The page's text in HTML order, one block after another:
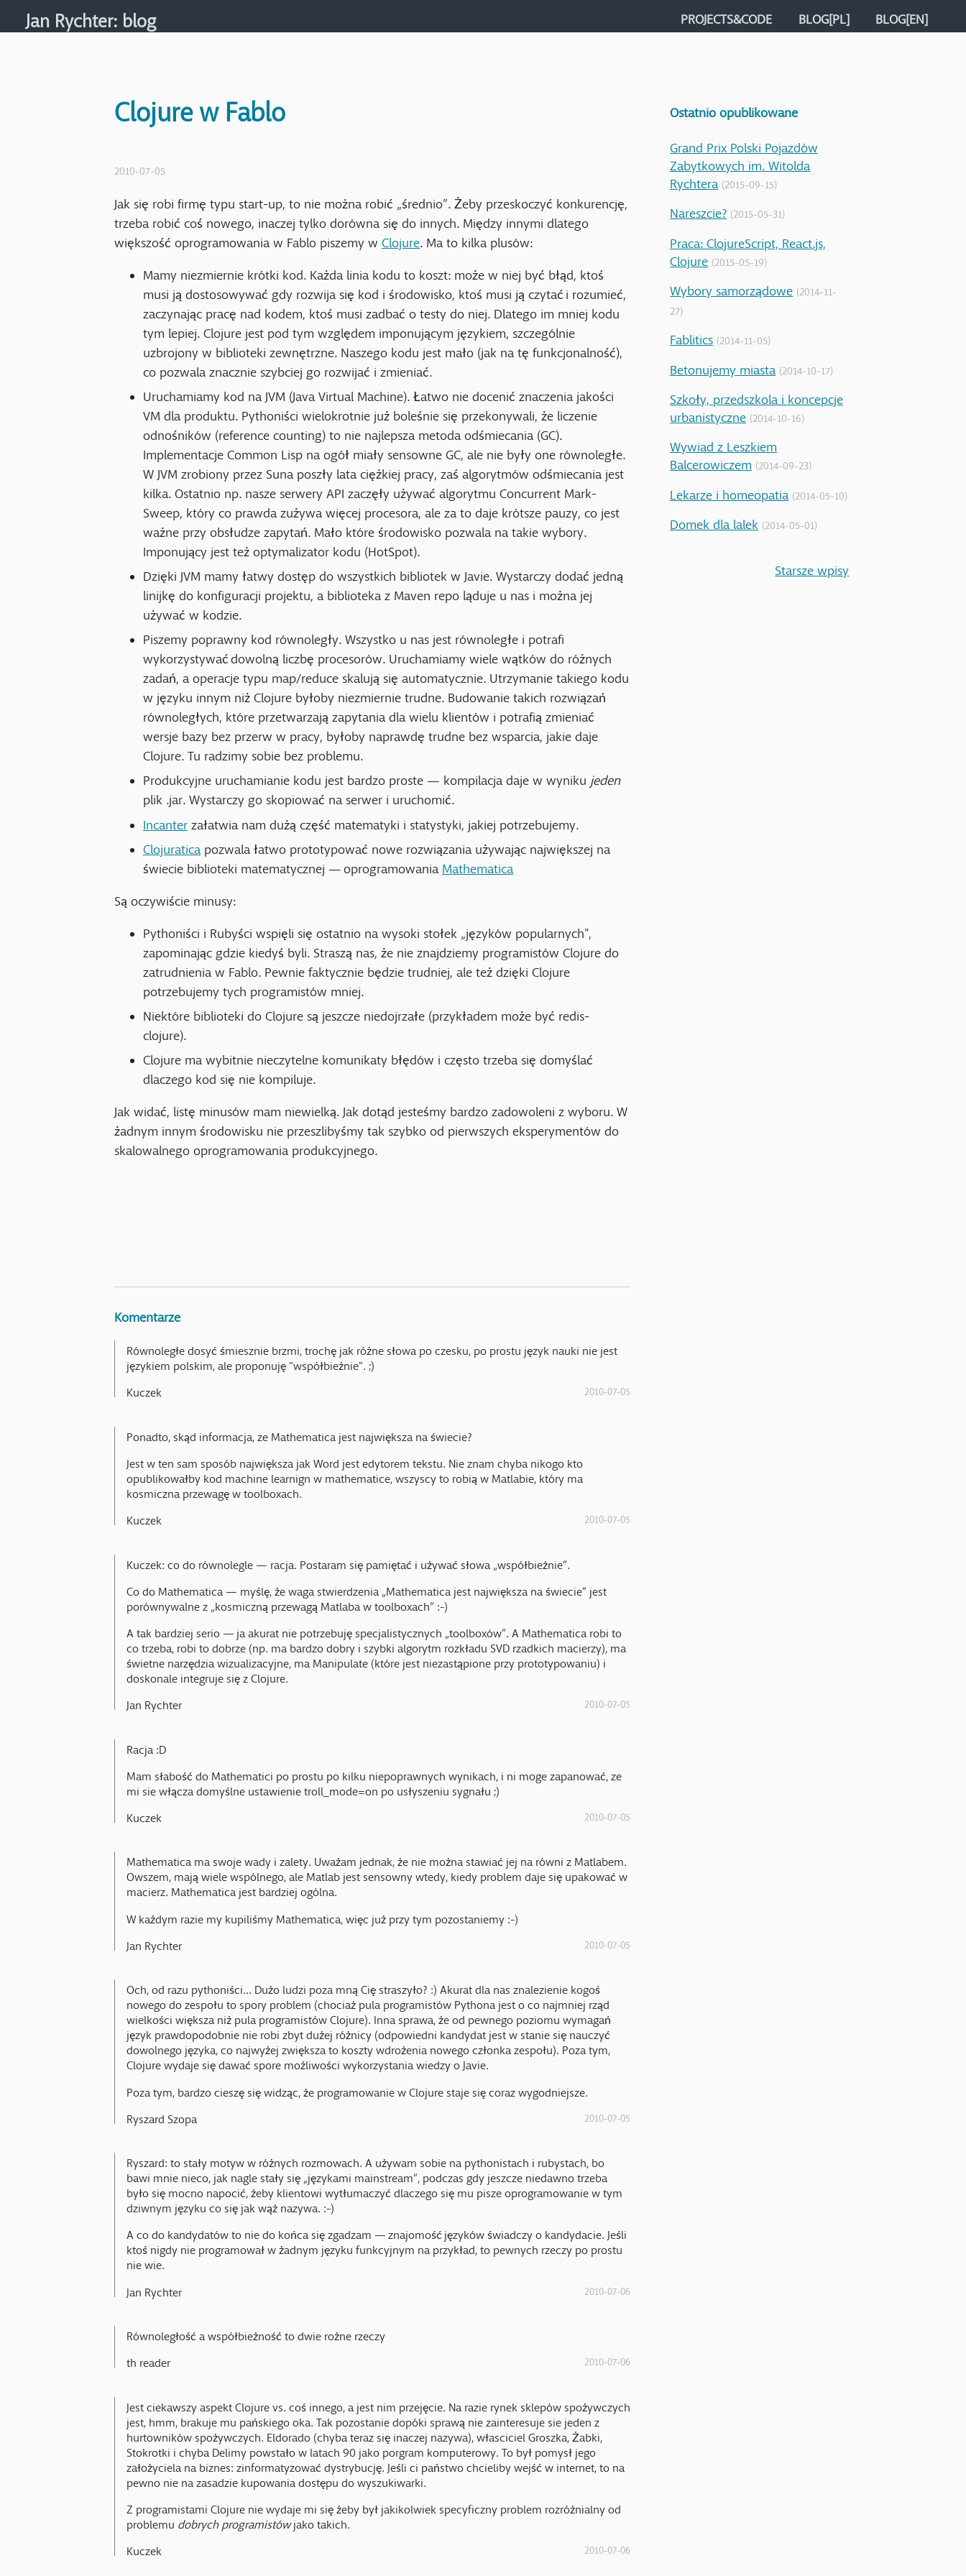
Jan Rychter: blog PROJECTS&CODE BLOG[PL] BLOG[EN]
Clojure w Fablo
2010-07-05
Jak się robi firmę typu start-up, to nie można robić „średnio”. Żeby przeskoczyć konkurencję,
trzeba robić coś nowego, inaczej tylko dorówna się do innych. Między innymi dlatego
większość oprogramowania w Fablo piszemy w Clojure . Ma to kilka plusów:
Mamy niezmiernie krótki kod. Każda linia kodu to koszt: może w niej być błąd, ktoś
musi ją dostosowywać gdy rozwija się kod i środowisko, ktoś musi ją czytać i rozumieć,
zaczynając pracę nad kodem, ktoś musi zadbać o testy do niej. Dlatego im mniej kodu
tym lepiej. Clojure jest pod tym względem imponującym językiem, szczególnie
uzbrojony w biblioteki zewnętrzne. Naszego kodu jest mało (jak na tę funkcjonalność),
co pozwala znacznie szybciej go rozwijać i zmieniać.
Uruchamiamy kod na JVM (Java Virtual Machine). Łatwo nie docenić znaczenia jakości
VM dla produktu. Pythoniści wielokrotnie już boleśnie się przekonywali, że liczenie
odnośników (reference counting) to nie najlepsza metoda odśmiecania (GC).
Implementacje Common Lisp na ogół miały sensowne GC, ale nie były one równoległe.
W JVM zrobiony przez Suna poszły lata ciężkiej pracy, zaś algorytmów odśmiecania jest
kilka. Ostatnio np. nasze serwery API zaczęły używać algorytmu Concurrent Mark-
Sweep, który co prawda zużywa więcej procesora, ale za to daje krótsze pauzy, co jest
ważne przy obsłudze zapytań. Mało które środowisko pozwala na takie wybory.
Imponujący jest też optymalizator kodu (HotSpot).
Dzięki JVM mamy łatwy dostęp do wszystkich bibliotek w Javie. Wystarczy dodać jedną
linijkę do konfiguracji projektu, a biblioteka z Maven repo ląduje u nas i można jej
używać w kodzie.
Piszemy poprawny kod równoległy. Wszystko u nas jest równoległe i potrafi
wykorzystywać dowolną liczbę procesorów. Uruchamiamy wiele wątków do różnych
zadań, a operacje typu map/reduce skalują się automatycznie. Utrzymanie takiego kodu
w języku innym niż Clojure byłoby niezmiernie trudne. Budowanie takich rozwiązań
równoległych, które przetwarzają zapytania dla wielu klientów i potrafią zmieniać
wersje bazy bez przerw w pracy, byłoby naprawdę trudne bez wsparcia, jakie daje
Clojure. Tu radzimy sobie bez problemu.
Produkcyjne uruchamianie kodu jest bardzo proste — kompilacja daje w wyniku jeden
plik .jar. Wystarczy go skopiować na serwer i uruchomić.
Incanter załatwia nam dużą część matematyki i statystyki, jakiej potrzebujemy.
Clojuratica pozwala łatwo prototypować nowe rozwiązania używając największej na
świecie biblioteki matematycznej — oprogramowania Mathematica
Są oczywiście minusy:
Pythoniści i Rubyści wspięli się ostatnio na wysoki stołek „języków popularnych",
zapominając gdzie kiedyś byli. Straszą nas, że nie znajdziemy programistów Clojure do
zatrudnienia w Fablo. Pewnie faktycznie będzie trudniej, ale też dzięki Clojure
potrzebujemy tych programistów mniej.
Niektóre biblioteki do Clojure są jeszcze niedojrzałe (przykładem może być redis-
clojure).
Clojure ma wybitnie nieczytelne komunikaty błędów i często trzeba się domyślać
dlaczego kod się nie kompiluje.
Jak widać, listę minusów mam niewielką. Jak dotąd jesteśmy bardzo zadowoleni z wyboru. W
żadnym innym środowisku nie przeszlibyśmy tak szybko od pierwszych eksperymentów do
skalowalnego oprogramowania produkcyjnego.
Komentarze
Równoległe dosyć śmiesznie brzmi, trochę jak różne słowa po czesku, po prostu język nauki nie jest
językiem polskim, ale proponuję "współbieżnie". ;)
Kuczek 2010-07-05
Ponadto, skąd informacja, ze Mathematica jest największa na świecie?
Jest w ten sam sposób największa jak Word jest edytorem tekstu. Nie znam chyba nikogo kto
opublikowałby kod machine learnign w mathematice, wszyscy to robią w Matlabie, który ma
kosmiczna przewagę w toolboxach.
Kuczek 2010-07-05
Kuczek: co do równolegle — racja. Postaram się pamiętać i używać słowa „współbieżnie”.
Co do Mathematica — myślę, że waga stwierdzenia „Mathematica jest największa na świecie” jest
porównywalne z „kosmiczną przewagą Matlaba w toolboxach” :-)
A tak bardziej serio — ja akurat nie potrzebuję specjalistycznych „toolboxów”. A Mathematica robi to
co trzeba, robi to dobrze (np. ma bardzo dobry i szybki algorytm rozkładu SVD rzadkich macierzy), ma
świetne narzędzia wizualizacyjne, ma Manipulate (które jest niezastąpione przy prototypowaniu) i
doskonale integruje się z Clojure.
Jan Rychter 2010-07-05
Racja :D
Mam słabość do Mathematici po prostu po kilku niepoprawnych wynikach, i ni moge zapanować, ze
mi sie włącza domyślne ustawienie troll_mode=on po usłyszeniu sygnału ;)
Kuczek 2010-07-05
Mathematica ma swoje wady i zalety. Uważam jednak, że nie można stawiać jej na równi z Matlabem.
Owszem, mają wiele wspólnego, ale Matlab jest sensowny wtedy, kiedy problem daje się upakować w
macierz. Mathematica jest bardziej ogólna.
W każdym razie my kupiliśmy Mathematica, więc już przy tym pozostaniemy :-)
Jan Rychter 2010-07-05
Och, od razu pythoniści... Dużo ludzi poza mną Cię straszyło? :) Akurat dla nas znalezienie kogoś
nowego do zespołu to spory problem (chociaż pula programistów Pythona jest o co najmniej rząd
wielkości większa niż pula programistów Clojure). Inna sprawa, że od pewnego poziomu wymagań
język prawdopodobnie nie robi zbyt dużej różnicy (odpowiedni kandydat jest w stanie się nauczyć
dowolnego języka, co najwyżej zwiększa to koszty wdrożenia nowego członka zespołu). Poza tym,
Clojure wydaje się dawać spore możliwości wykorzystania wiedzy o Javie.
Poza tym, bardzo cieszę się widząc, że programowanie w Clojure staje się coraz wygodniejsze.
Ryszard Szopa 2010-07-05
Ryszard: to stały motyw w różnych rozmowach. A używam sobie na pythonistach i rubystach, bo
bawi mnie nieco, jak nagle stały się „językami mainstream”, podczas gdy jeszcze niedawno trzeba
było się mocno napocić, żeby klientowi wytłumaczyć dlaczego się mu pisze oprogramowanie w tym
dziwnym języku co się jak wąż nazywa. :-)
A co do kandydatów to nie do końca się zgadzam — znajomość języków świadczy o kandydacie. Jeśli
ktoś nigdy nie programował w żadnym języku funkcyjnym na przykład, to pewnych rzeczy po prostu
nie wie.
Jan Rychter 2010-07-06
Równoległość a współbieżność to dwie rożne rzeczy
th reader 2010-07-06
Jest ciekawszy aspekt Clojure vs. coś innego, a jest nim przejęcie. Na razie rynek sklepów spożywczych
jest, hmm, brakuje mu pańskiego oka. Tak pozostanie dopóki sprawą nie zainteresuje sie jeden z
hurtowników spożywczych. Eldorado (chyba teraz się inaczej nazywa), własciciel Groszka, Żabki,
Stokrotki i chyba Delimy powstało w latach 90 jako porgram komputerowy. To był pomysł jego
założyciela na biznes: zinformatyzować dystrybucję. Jeśli ci państwo chcieliby wejść w internet, to na
pewno nie na zasadzie kupowania dostępu do wyszukiwarki.
Z programistami Clojure nie wydaje mi się żeby był jakikolwiek specyficzny problem rozróżnialny od
problemu dobrych programistów jako takich.
Kuczek 2010-07-06
Ostatnio opublikowane
Grand Prix Polski Pojazdów
Zabytkowych im. Witolda
Rychtera (2015-09-15)
Nareszcie? (2015-05-31)
Praca: ClojureScript, React.js,
Clojure (2015-05-19)
Wybory samorządowe (2014-11-
27)
Fablitics (2014-11-05)
Betonujemy miasta (2014-10-17)
Szkoły, przedszkola i koncepcje
urbanistyczne (2014-10-16)
Wywiad z Leszkiem
Balcerowiczem (2014-09-23)
Lekarze i homeopatia (2014-05-10)
Domek dla lalek (2014-05-01)
Starsze wpisy